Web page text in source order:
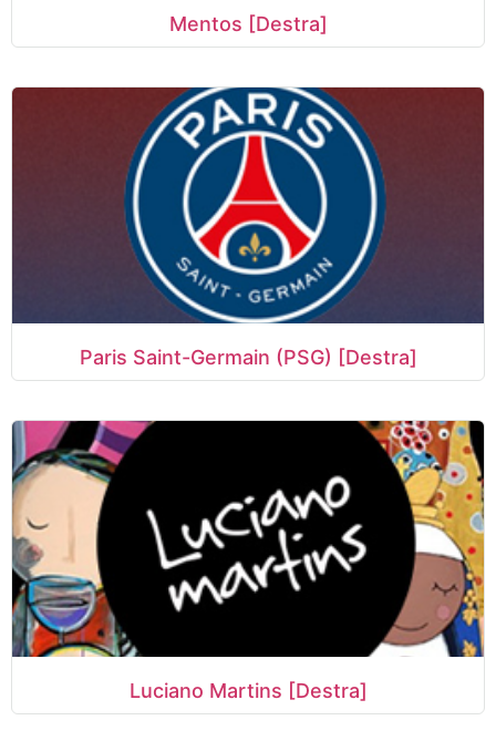
Mentos [Destra]
Paris Saint-Germain (PSG) [Destra]
Luciano Martins [Destra]